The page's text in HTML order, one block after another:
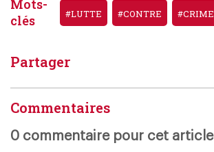
Mots-
clés
#LUTTE #CONTRE #CRIME
Partager
Commentaires
0 commentaire pour cet article